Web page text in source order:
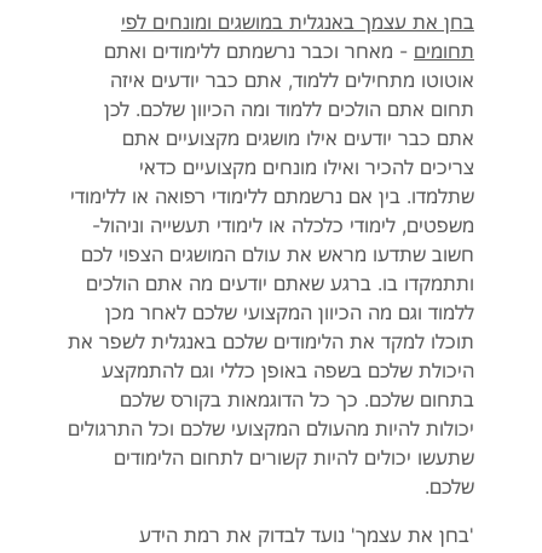
בחן את עצמך באנגלית במושגים ומונחים לפי
תחומים- מאחר וכבר נרשמתם ללימודים ואתם
אוטוטו מתחילים ללמוד, אתם כבר יודעים איזה
תחום אתם הולכים ללמוד ומה הכיוון שלכם. לכן
אתם כבר יודעים אילו מושגים מקצועיים אתם
צריכים להכיר ואילו מונחים מקצועיים כדאי
שתלמדו. בין אם נרשמתם ללימודי רפואה או ללימודי
משפטים, לימודי כלכלה או לימודי תעשייה וניהול-
חשוב שתדעו מראש את עולם המושגים הצפוי לכם
ותתמקדו בו. ברגע שאתם יודעים מה אתם הולכים
ללמוד וגם מה הכיוון המקצועי שלכם לאחר מכן
תוכלו למקד את הלימודים שלכם באנגלית לשפר את
היכולת שלכם בשפה באופן כללי וגם להתמקצע
בתחום שלכם. כך כל הדוגמאות בקורס שלכם
יכולות להיות מהעולם המקצועי שלכם וכל התרגולים
שתעשו יכולים להיות קשורים לתחום הלימודים
שלכם.
'בחן את עצמך' נועד לבדוק את רמת הידע